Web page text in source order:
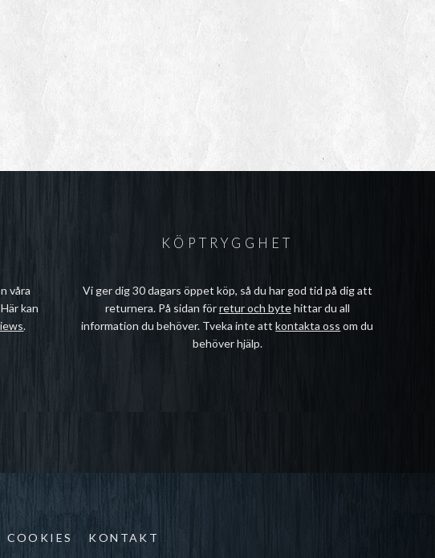
våra
kan
.
KÖPTRYGGHET
Vi ger dig 30 dagars öppet köp, så du har god tid på dig att
returnera. På sidan förretur och bytehittar du all
information du behöver. Tveka inte attkontakta oss om du
behöver hjälp.
COOKIES KONTAKT